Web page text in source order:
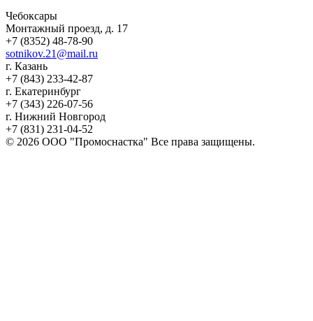
Чебоксары
Монтажный проезд, д. 17
+7 (8352) 48-78-90
sotnikov.21@mail.ru
г. Казань
+7 (843) 233-42-87
г. Екатеринбург
+7 (343) 226-07-56
г. Нижний Новгород
+7 (831) 231-04-52
© 2026 ООО "Промоснастка" Все права защищены.